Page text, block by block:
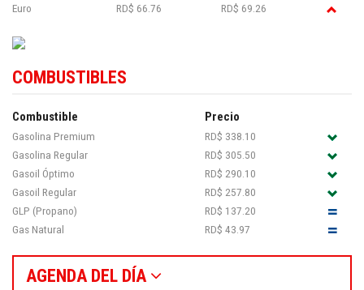
Euro
RD$ 66.76 RD$ 69.26
COMBUSTIBLES
Combustible Precio
Gasolina Premium
RD$ 338.10
Gasolina Regular
RD$ 305.50
Gasoil Óptimo
RD$ 290.10
Gasoil Regular
RD$ 257.80
GLP (Propano)
RD$ 137.20
Gas Natural
RD$ 43.97
AGENDA DEL DÍA